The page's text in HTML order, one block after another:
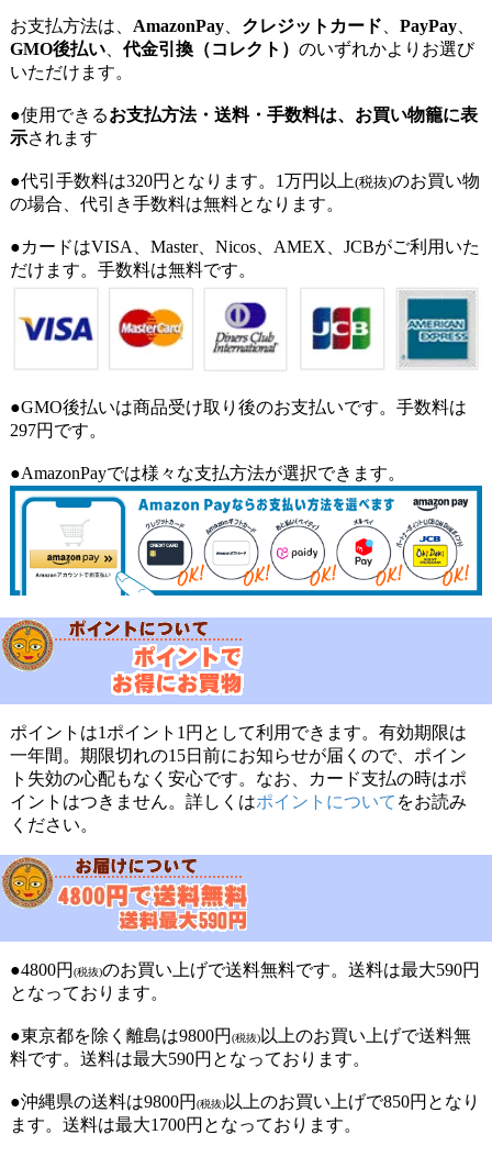
お支払方法は、 AmazonPay、 クレジットカード PayPay、
GMO後払い、代金引換（コレクト） のいずれかよりお選び
いただけます。
●使用できるお支払方法・送料・手数料は、お買い物籠に表
示されます
●代引手数料は320円となります。1万円以上(税抜)のお買い物
の場合、代引き手数料は無料となります。
●カードはVISA、Master、Nicos、AMEX、JCBがご利用いた
だけます。手数料は無料です。
●GMO後払いは商品受け取り後のお支払いです。手数料は
297円です。
●AmazonPayでは様々な支払方法が選択できます。
ポイントは1ポイント1円として利用できます。有効期限は
一年間。期限切れの15日前にお知らせが届くので、ポイン
ト失効の心配もなく安心です。なお、カード支払の時はポ
イントはつきません。詳しくはポイントについて をお読み
ください。
●4800円 (税抜)のお買い上げで送料無料です。送料は最大590円
となっております。
●東京都を除く離島は9800円 (税抜)以上のお買い上げで送料無
料です。送料は最大590円となっております。
●沖縄県の送料は9800円 (税抜)以上のお買い上げで850円となり
ます。送料は最大1700円となっております。